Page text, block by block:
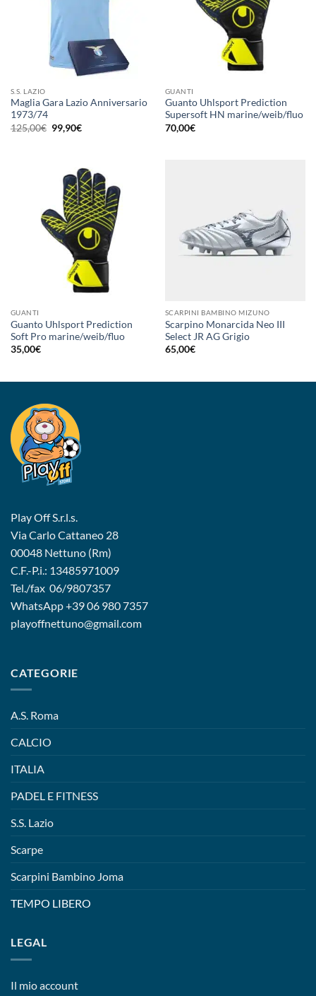
S.S. LAZIO
Maglia Gara Lazio Anniversario
1973/74
125,00€ Il
prezzo
99,90€Il
GUANTI
Guanto Uhlsport Prediction
Supersoft HN marine/weib/fluo
70,00€
GUANTI
Guanto Uhlsport Prediction
Soft Pro marine/weib/fluo
35,00€
SCARPINI BAMBINO MIZUNO
Scarpino Monarcida Neo III
Select JR AG Grigio
65,00€
Play Off S.r.l.s.
Via Carlo Cattaneo 28
00048 Nettuno (Rm)
C.F.-P.i.: 13485971009
Tel./fax 06/9807357
WhatsApp+39 06 980 7357
playoffnettuno@gmail.com
CATEGORIE
A.S. Roma
CALCIO
ITALIA
PADEL E FITNESS
S.S. Lazio
Scarpe
Scarpini Bambino Joma
TEMPO LIBERO
LEGAL
Il mio account